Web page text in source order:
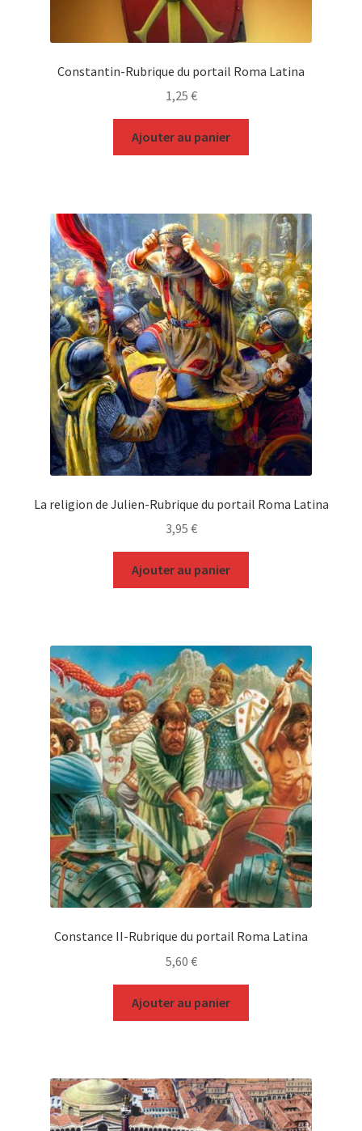
Constantin-Rubrique du portail Roma Latina
1,25 €
Ajouter au panier
La religion de Julien-Rubrique du portail Roma Latina
3,95 €
Ajouter au panier
Constance II-Rubrique du portail Roma Latina
5,60 €
Ajouter au panier